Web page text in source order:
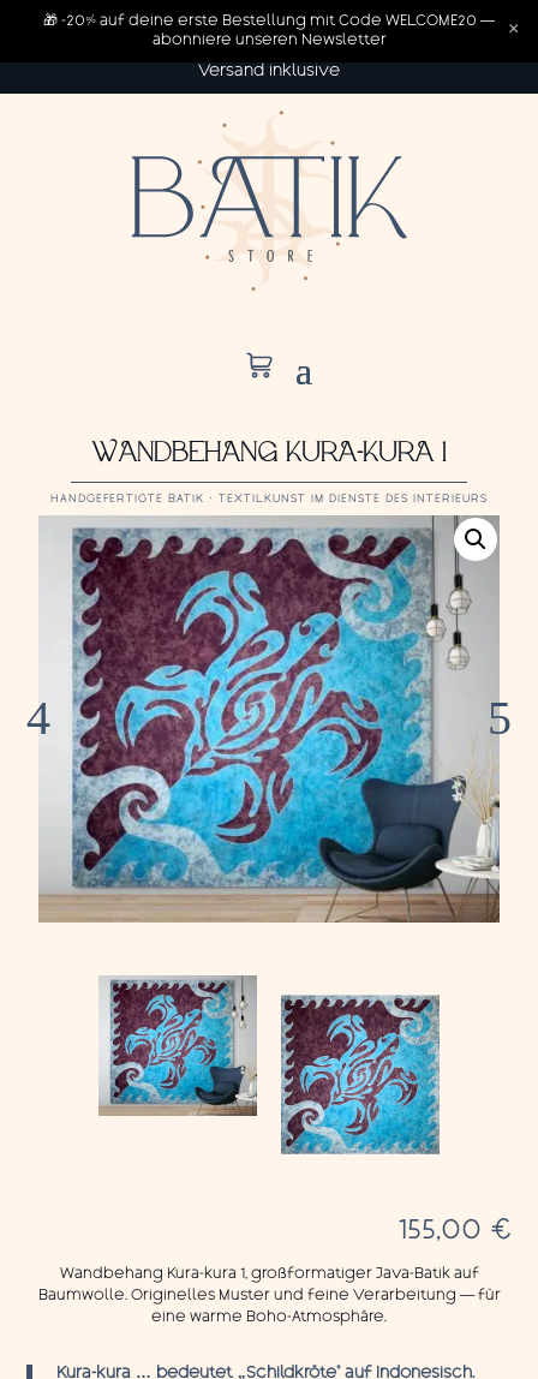
Versand inklusive
WANDBEHANG KURA-KURA 1
HANDGEFERTIGTE BATIK · TEXTILKUNST IM DIENSTE DES INTERIEURS
155,00 €
Wandbehang Kura-kura 1, großformatiger Java-Batik auf
Baumwolle. Originelles Muster und feine Verarbeitung — für
eine warme Boho-Atmosphäre.
Kura-kura … bedeutet „Schildkröte“ auf Indonesisch.
🎁 -20% auf deine erste Bestellung mit Code WELCOME20 —
abonniere unseren Newsletter
×